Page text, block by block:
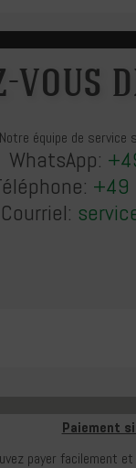
vous
Notre équipe de service
WhatsApp:
+49
Courriel:
Paiement
payer facilement